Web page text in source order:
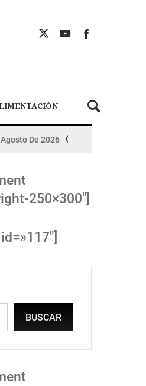
De 2026 COMBUSTIBLES: la
250×300″]
BUSCAR